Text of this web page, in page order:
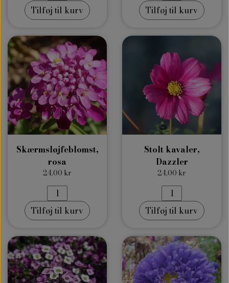
Tilføj til kurv Tilføj til kurv
Skærmsløjfeblomst,
rosa
24,00 kr
Tilføj til kurv
Stolt kavaler,
Dazzler
24,00 kr
Tilføj til kurv